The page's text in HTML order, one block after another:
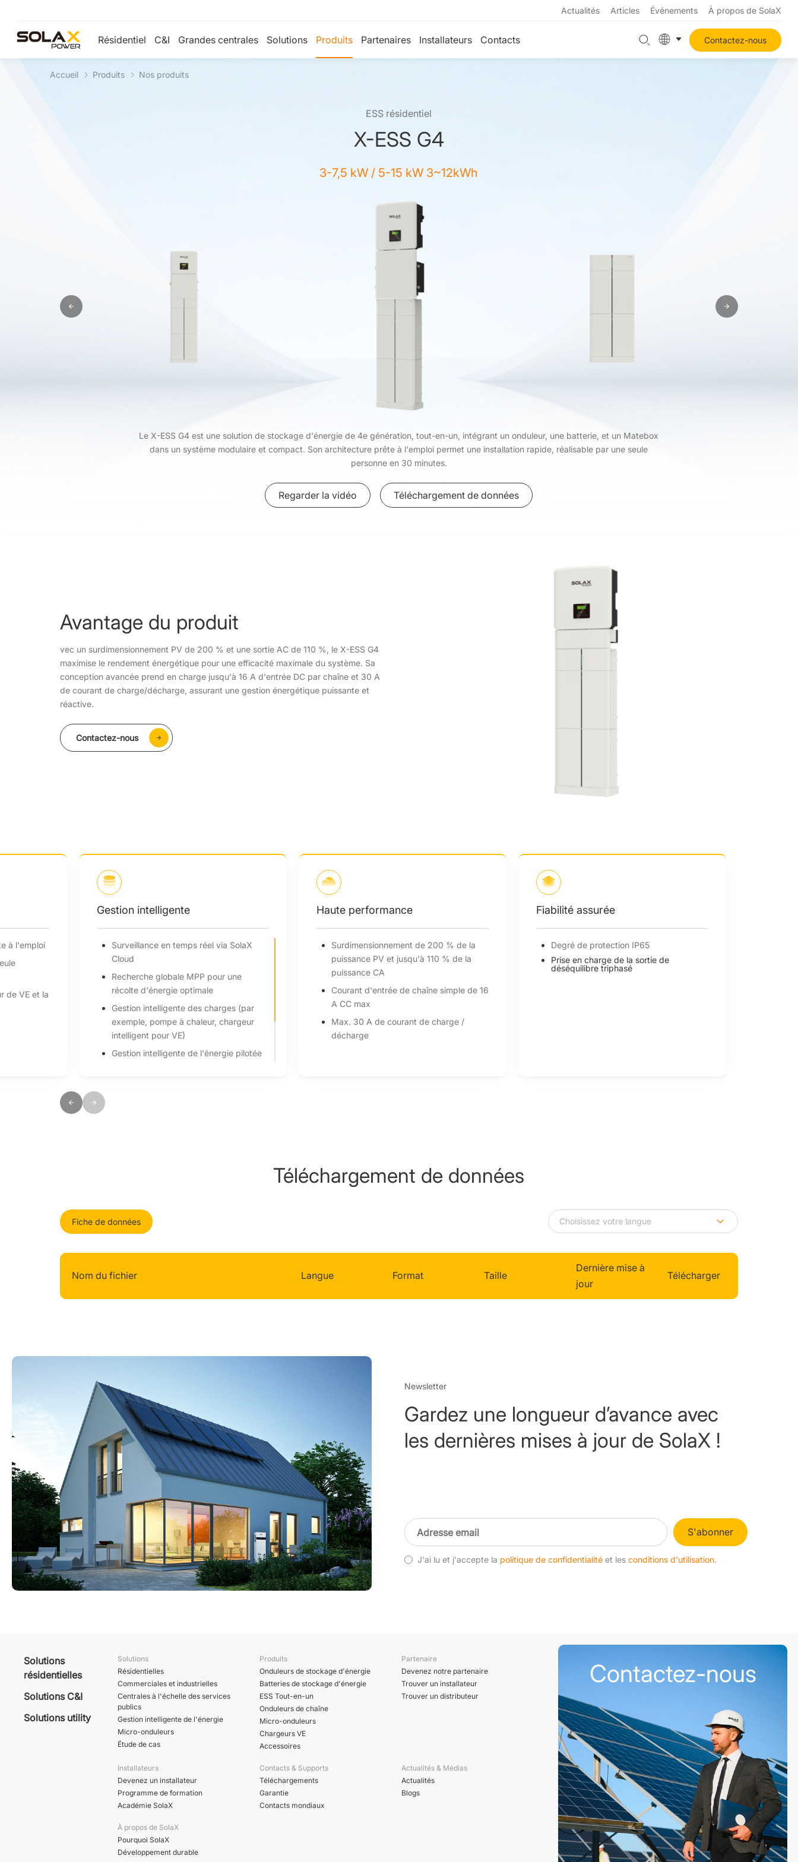
Actualités Articles Événements À propos de SolaX
Résidentiel C&I Grandes centrales Solutions Produits Partenaires Installateurs Contacts Contactez-nous
Accueil Produits Nos produits
ESS résidentiel
X-ESS G4
3-7,5 kW / 5-15 kW 3~12kWh
Le X-ESS G4 est une solution de stockage d'énergie de 4e génération, tout-en-un, intégrant un onduleur, une batterie, et un Matebox
dans un système modulaire et compact. Son architecture prête à l'emploi permet une installation rapide, réalisable par une seule
personne en 30 minutes.
Regarder la vidéo Téléchargement de données
Avantage du produit
vec un surdimensionnement PV de 200 % et une sortie AC de 110 %, le X-ESS G4
maximise le rendement énergétique pour une efficacité maximale du système. Sa
conception avancée prend en charge jusqu'à 16 A d'entrée DC par chaîne et 30 A
de courant de charge/décharge, assurant une gestion énergétique puissante et
réactive.
Contactez-nous
à l'emploi
de VE et la
Gestion intelligente
Surveillance en temps réel via SolaX
Cloud
Recherche globale MPP pour une
récolte d'énergie optimale
Gestion intelligente des charges (par
exemple, pompe à chaleur, chargeur
intelligent pour VE)
Gestion intelligente de l'énergie pilotée
Haute performance
Surdimensionnement de 200 % de la
puissance PV et jusqu'à 110 % de la
puissance CA
Courant d'entrée de chaîne simple de 16
A CC max
Max. 30 A de courant de charge /
décharge
Fiabilité assurée
Degré de protection IP65
Prise en charge de la sortie de
déséquilibre triphasé
Téléchargement de données
Fiche de données
Nom du fichier Langue Format Taille
Dernière mise à
jour
Télécharger
Newsletter
Gardez une longueur d’avance avec
les dernières mises à jour de SolaX !
S'abonner
J'ai lu et j'accepte la politique de confidentialité et lesconditions d'utilisation.
Solutions
résidentielles
Solutions C&I
Solutions utility
Solutions
Résidentielles
Commerciales et industrielles
Centrales à l'échelle des services
publics
Gestion intelligente de l'énergie
Micro-onduleurs
Étude de cas
Produits
Onduleurs de stockage d'énergie
Batteries de stockage d'énergie
ESS Tout-en-un
Onduleurs de chaîne
Micro-onduleurs
Chargeurs VE
Accessoires
Partenaire
Devenez notre partenaire
Trouver un installateur
Trouver un distributeur
Installateurs
Devenez un installateur
Programme de formation
Académie SolaX
Contacts & Supports
Téléchargements
Garantie
Contacts mondiaux
Actualités & Médias
Actualités
Blogs
À propos de SolaX
Pourquoi SolaX
Développement durable
Contactez-nous